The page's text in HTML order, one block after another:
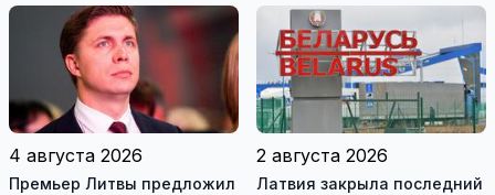
4 августа 2026
Премьер Литвы предложил
2 августа 2026
Латвия закрыла последний